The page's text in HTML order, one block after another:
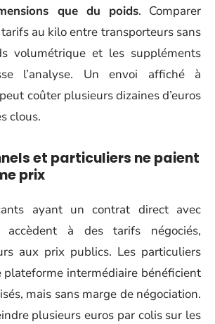
que du poids. Comparer
au kilo entre transporteurs sans
volumétrique et les suppléments
l’analyse. Un envoi affiché à
coûter plusieurs dizaines d’euros
clous.
et particuliers ne paient
prix
ayant un contrat direct avec
accèdent à des tarifs négociés,
aux prix publics. Les particuliers
plateforme intermédiaire bénéficient
mais sans marge de négociation.
plusieurs euros par colis sur les